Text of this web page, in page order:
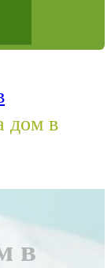
дом в
в